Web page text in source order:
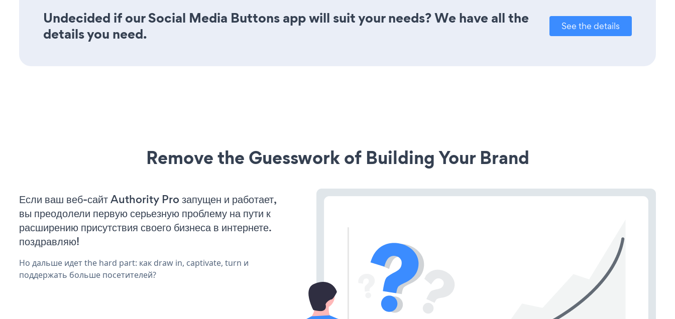
Undecided if our Social Media Buttons app will suit your needs? We have all the
details you need.
See the details
Remove the Guesswork of Building Your Brand
Если ваш веб-сайт Authority Pro запущен и работает,
вы преодолели первую серьезную проблему на пути к
расширению присутствия своего бизнеса в интернете.
поздравляю!
Но дальше идет the hard part: как draw in, captivate, turn и
поддержать больше посетителей?